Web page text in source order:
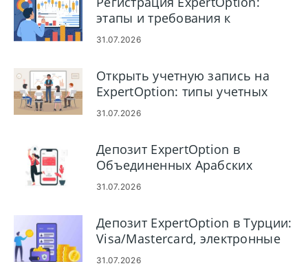
этапы и требования к
созданию учетной записи
31.07.2026
Открыть учетную запись на
ExpertOption: типы учетных
записей и этапы настройки
31.07.2026
Депозит ExpertOption в
Объединенных Арабских
Эмиратах: Visa/Mastercard,
31.07.2026
Депозит ExpertOption в Турции:
Visa/Mastercard, электронные
платежи и криптовалюта
31.07.2026